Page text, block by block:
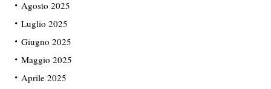
Agosto 2025
Luglio 2025
Giugno 2025
Maggio 2025
Aprile 2025